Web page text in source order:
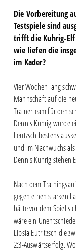
Die Vorbereitung
Testspiele sind
trifft die Kuhrig-Elf
wie liefen die
im Kader?
Vier Wochen lang
Mannschaft auf die
Trainerteam für den
Dennis Kuhrig wurde
Leutzsch bestens
und im Nachwuchs
Dennis Kuhrig stehen
Nach dem
gegen einen starken
hätte vor dem Spiel
wäre ein
Lipsia Eutritzsch die
2:3-Auswärtserfolg.